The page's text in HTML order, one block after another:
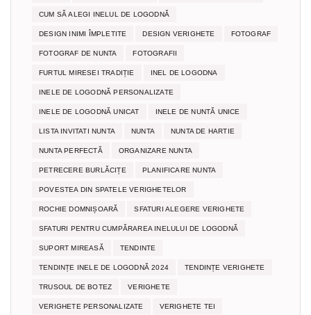
CUM SĂ ALEGI INELUL DE LOGODNĂ
DESIGN INIMI ÎMPLETITE DESIGN VERIGHETE FOTOGRAF
FOTOGRAF DE NUNTA FOTOGRAFII
FURTUL MIRESEI TRADIȚIE INEL DE LOGODNA
INELE DE LOGODNĂ PERSONALIZATE
INELE DE LOGODNĂ UNICAT INELE DE NUNTĂ UNICE
LISTA INVITATI NUNTA NUNTA NUNTA DE HARTIE
NUNTA PERFECTĂ ORGANIZARE NUNTA
PETRECERE BURLĂCIȚE PLANIFICARE NUNTA
POVESTEA DIN SPATELE VERIGHETELOR
ROCHIE DOMNIȘOARĂ SFATURI ALEGERE VERIGHETE
SFATURI PENTRU CUMPĂRAREA INELULUI DE LOGODNĂ
SUPORT MIREASĂ TENDINTE
TENDINȚE INELE DE LOGODNĂ 2024 TENDINȚE VERIGHETE
TRUSOUL DE BOTEZ VERIGHETE
VERIGHETE PERSONALIZATE VERIGHETE TEI